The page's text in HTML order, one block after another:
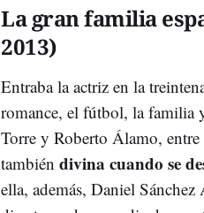
La gran familia
2013)
Entraba la actriz en la
romance, el fútbol, la familia
Torre y Roberto Álamo,
también divina cuando se
ella, además, Daniel